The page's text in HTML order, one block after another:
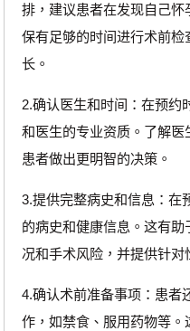
排，建议患者在发现自己
保有足够的时间进行术前
长。
2.确认医生和时间：在预约
和医生的专业资质。了解
患者做出更明智的决策。
3.提供完整病史和信息：在
的病史和健康信息。这有
况和手术风险，并提供针对
4.确认术前准备事项：患者
作，如禁食、服用药物等。